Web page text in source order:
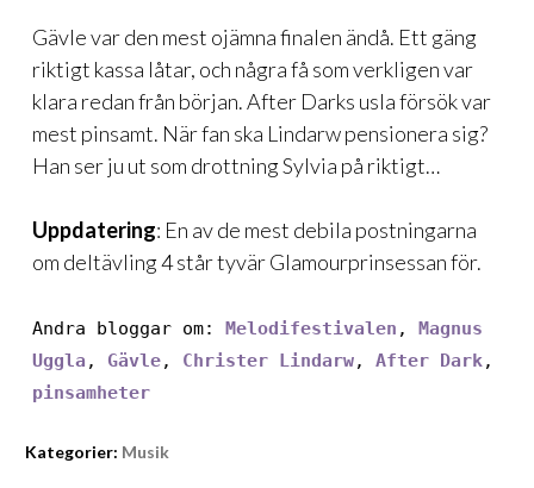
Gävle var den mest ojämna finalen ändå. Ett gäng
riktigt kassa låtar, och några få som verkligen var
klara redan från början. After Darks usla försök var
mest pinsamt. När fan ska Lindarw pensionera sig?
Han ser ju ut som drottning Sylvia på riktigt…
Uppdatering: En av de mest debila postningarna
om deltävling 4står tyvär Glamourprinsessan för.
Andra bloggar om: Melodifestivalen , Magnus
Uggla , Gävle, Christer Lindarw, After Dark,
pinsamheter
Kategorier: Musik